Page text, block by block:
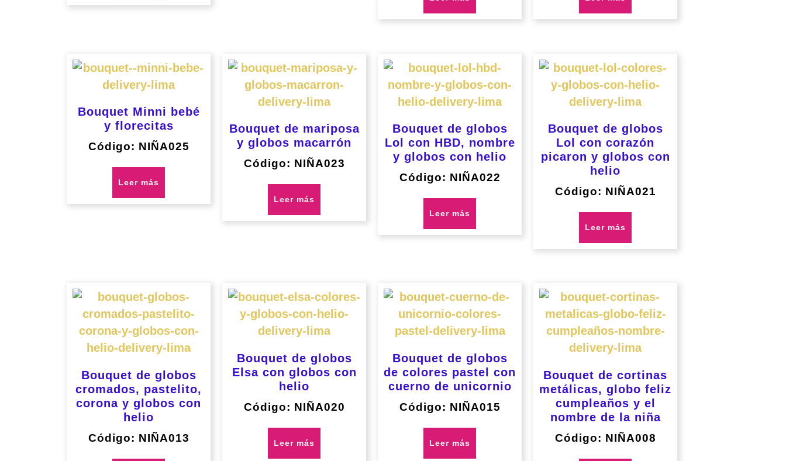
Bouquet Minni bebé
y florecitas
Código: NIÑA025
Leer más
Bouquet de mariposa
y globos macarrón
Código: NIÑA023
Leer más
Bouquet de globos
Lol con HBD, nombre
y globos con helio
Código: NIÑA022
Leer más
Bouquet de globos
Lol con corazón
picaron y globos con
helio
Código: NIÑA021
Leer más
Bouquet de globos
cromados, pastelito,
corona y globos con
helio
Código: NIÑA013
Bouquet de globos
Elsa con globos con
helio
Código: NIÑA020
Leer más
Bouquet de globos
de colores pastel con
cuerno de unicornio
Código: NIÑA015
Leer más
Bouquet de cortinas
metálicas, globo feliz
cumpleaños y el
nombre de la niña
Código: NIÑA008